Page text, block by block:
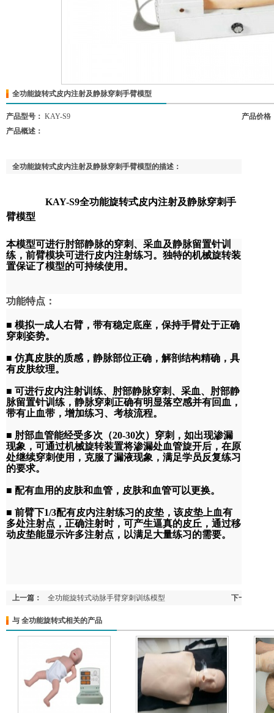
全功能旋转式皮内注射及静脉穿刺手臂模型
产品型号： KAY-S9
产品价格
产品概述：
全功能旋转式皮内注射及静脉穿刺手臂模型的描述：
KAY-S9全功能旋转式皮内注射及静脉穿刺手
臂模型
本模型可进行肘部静脉的穿刺、采血及静脉留置针训
练，前臂模块可进行皮内注射练习。独特的机械旋转装
置保证了模型的可持续使用。
功能特点：
■ 模拟一成人右臂，带有稳定底座，保持手臂处于正确
穿刺姿势。
■ 仿真皮肤的质感，静脉部位正确，解剖结构精确，具
有皮肤纹理。
■ 可进行皮内注射训练、肘部静脉穿刺、采血、肘部静
脉留置针训练，静脉穿刺正确有明显落空感并有回血，
带有止血带，增加练习、考核流程。
■ 肘部血管能经受多次（20-30次）穿刺，如出现渗漏
现象，可通过机械旋转装置将渗漏处血管旋开后，在原
处继续穿刺使用，克服了漏液现象，满足学员反复练习
的要求。
■ 配有血用的皮肤和血管，皮肤和血管可以更换。
■ 前臂下1/3配有皮内注射练习的皮垫，该皮垫上血有
多处注射点，正确注射时，可产生逼真的皮丘，通过移
动皮垫能显示许多注射点，以满足大量练习的需要。
上一篇： 全功能旋转式动脉手臂穿刺训练模型 下一篇：
与 全功能旋转式相关的产品